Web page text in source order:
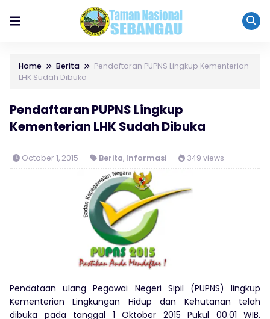
Home Berita
Pendaftaran PUPNS Lingkup Kementerian
LHK Sudah Dibuka
Pendaftaran PUPNS Lingkup
Kementerian LHK Sudah Dibuka
October 1, 2015 Berita, Informasi 349 views
Pendataan ulang Pegawai Negeri Sipil (PUPNS) lingkup
Kementerian Lingkungan Hidup dan Kehutanan telah
dibuka pada tanggal 1 Oktober 2015 Pukul 00.01 WIB.